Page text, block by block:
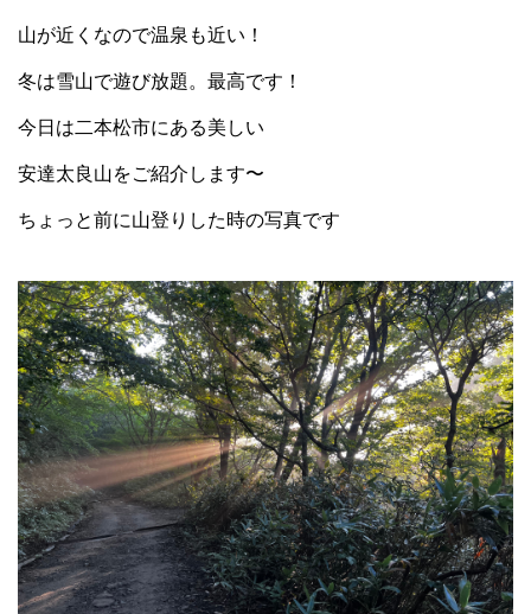
山が近くなので温泉も近い！
冬は雪山で遊び放題。最高です！
今日は二本松市にある美しい
安達太良山をご紹介します〜
ちょっと前に山登りした時の写真です